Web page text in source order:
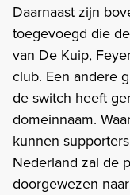
Daarnaast zijn
toegevoegd die
van De Kuip,
club. Een andere
de switch heeft
domeinnaam.
kunnen
Nederland zal de
doorgewezen naar